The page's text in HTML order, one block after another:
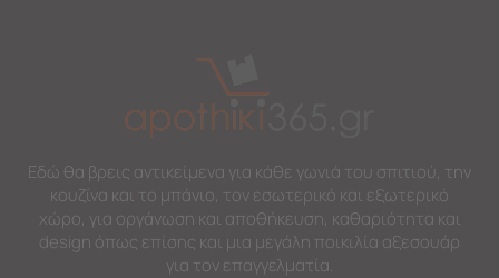
Εδώ θα βρεις αντικείμενα για κάθε γωνιά του σπιτιού, την
κουζίνα και το μπάνιο, τον εσωτερικό και εξωτερικό
χώρο, για οργάνωση και αποθήκευση, καθαριότητα και
design όπως επίσης και μια μεγάλη ποικιλία αξεσουάρ
για τον επαγγελματία.